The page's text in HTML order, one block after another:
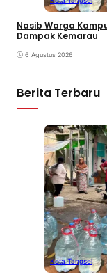
Nasib Warga
Dampak Kemarau
6 Agustus 2026
Berita Terbaru
Kota Tangsel